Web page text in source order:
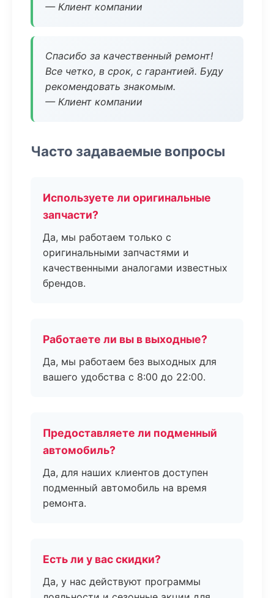
— Клиент компании
Спасибо за качественный ремонт!
Все четко, в срок, с гарантией. Буду
рекомендовать знакомым.
— Клиент компании
Часто задаваемые вопросы
Используете ли оригинальные
запчасти?
Да, мы работаем только с
оригинальными запчастями и
качественными аналогами известных
брендов.
Работаете ли вы в выходные?
Да, мы работаем без выходных для
вашего удобства с 8:00 до 22:00.
Предоставляете ли подменный
автомобиль?
Да, для наших клиентов доступен
подменный автомобиль на время
ремонта.
Есть ли у вас скидки?
Да, у нас действуют программы